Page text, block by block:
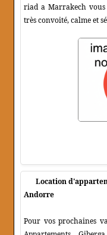
riad a Marrakech
très convoité, calme et
Location
Andorre
Pour vos prochaines